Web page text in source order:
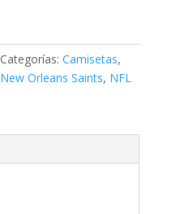
Categorías:Camisetas,
New Orleans Saints, NFL